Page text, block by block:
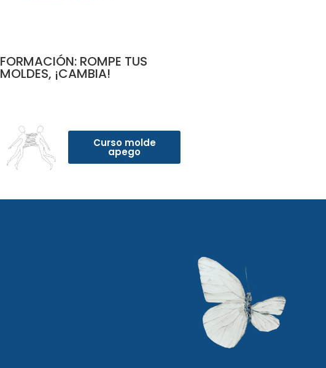
FORMACIÓN: ROMPE TUS
MOLDES, ¡CAMBIA!
Curso molde
apego